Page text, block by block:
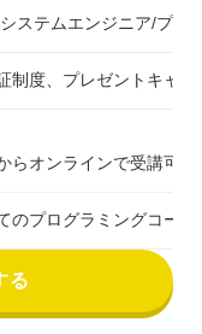
ステムエンジニア/プロ
制度、プレゼントキャ
らオンラインで受講可能
のプログラミングコー
る